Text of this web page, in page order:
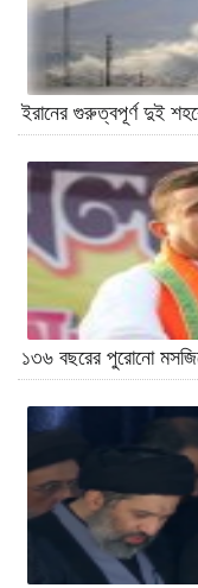
ইরানের গুরুত্বপূর্ণ দুই
১৩৬ বছরের পুরোনো